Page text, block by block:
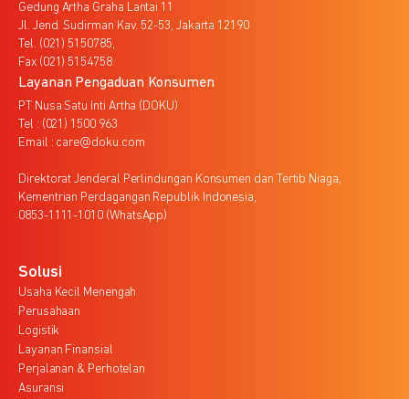
Gedung Artha Graha Lantai 11
Jl. Jend. Sudirman Kav. 52-53, Jakarta 12190
Tel. (021) 5150785,
Fax (021) 5154758
Layanan Pengaduan Konsumen
PT Nusa Satu Inti Artha (DOKU)
Tel : (021) 1500 963
Email : care@doku.com
Direktorat Jenderal Perlindungan Konsumen dan Tertib Niaga,
Kementrian Perdagangan Republik Indonesia,
0853-1111-1010 (WhatsApp)
Solusi
Usaha Kecil Menengah
Perusahaan
Logistik
Layanan Finansial
Perjalanan & Perhotelan
Asuransi